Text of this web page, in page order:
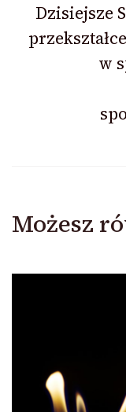
Dzisiejsze
w
Możesz